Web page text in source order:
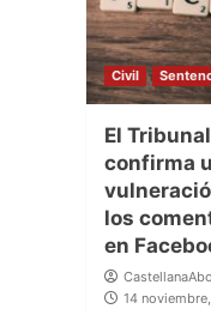
Civil
El
confirma
los
en
14